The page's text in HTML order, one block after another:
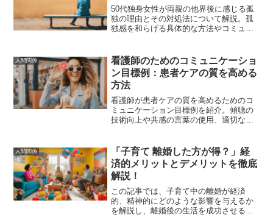
50代独身女性が両親の他界後に感じる孤
独の理由とその対処法について解説。孤
独感を和らげる具体的な方法やコミュニ
肯定感を高めるアプローチ、成功事例を
紹介。
人間関係
看護師のためのコミュニケーショ
ン目標例：患者ケアの質を高める
方法
看護師が患者ケアの質を高めるためのコ
ミュニケーション目標例を紹介。傾聴の
技術向上や共感の言葉の使用、適切な質
ダーシップの発揮、自己成長のための目
標設定など、具体的な方法を解説しま
す。
人間関係
「子育て 離婚した方が得？」経
済的メリットとデメリットを徹底
解説！
この記事では、子育て中の離婚が経済
的、精神的にどのような影響を与えるか
を解説し、離婚後の生活を成功させるた